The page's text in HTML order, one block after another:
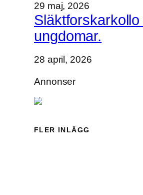
29 maj, 2026
Släktforskarkollo
ungdomar.
28 april, 2026
Annonser
FLER INLÄGG